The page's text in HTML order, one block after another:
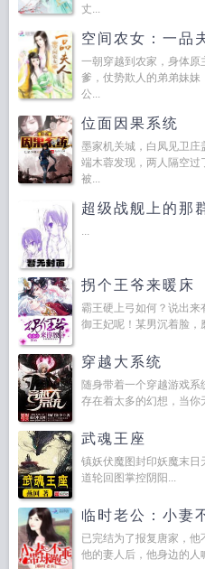
丈...
空间农女：一品
一朝穿越到农家，身体
爹，仗势欺人的弟弟妹妹
公...
位面因果系统
墨家机关城，白凤见卫庄
端木蓉发现，两人隔空过
被...
超级战舰上的那
...
拐个王爷来暖床
霸王硬上弓如何？说出
御王妃呢！某男沉着脸，
穿越大系统
随身带着一个穿越游戏系
存在着太多的幻想，当你
武魂王座
镇妖伏魔图封印妖魔末
道轮回图掌控阴阳...
临时老公：小妻
已完结为了报复唐家，他
他的妻人后，他身边的人